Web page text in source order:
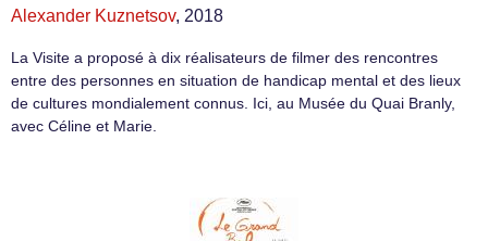
Alexander Kuznetsov, 2018
La Visite a proposé à dix réalisateurs de filmer des rencontres
entre des personnes en situation de handicap mental et des lieux
de cultures mondialement connus. Ici, au Musée du Quai Branly,
avec Céline et Marie.